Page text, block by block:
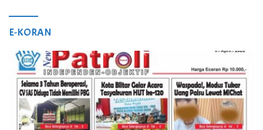
E-KORAN